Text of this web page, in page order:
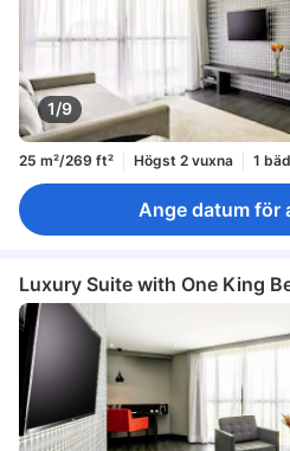
1/9
25 m²/269 ft² Högst 2 vuxna 1
Ange datum för
Luxury Suite with One King